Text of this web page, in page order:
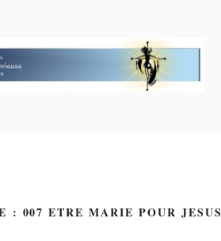
: 007 ETRE MARIE POUR JESUS